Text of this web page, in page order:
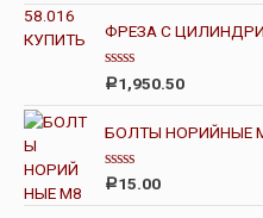
з
5
н
к
а
0
и
з
ФРЕЗА С
О
е
н
к
а
0
и
з
Р1,950.50
БОЛТЫ НОРИЙНЫЕ
О
Р15.00